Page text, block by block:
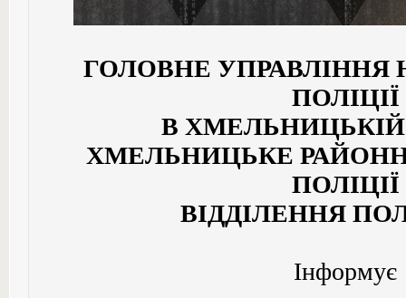
ГОЛОВНЕ УПРАВЛІННЯ
ПОЛІЦІЇ
В ХМЕЛЬНИЦЬКІЙ
ХМЕЛЬНИЦЬКЕ
ПОЛІЦІЇ
ВІДДІЛЕННЯ
Інформує